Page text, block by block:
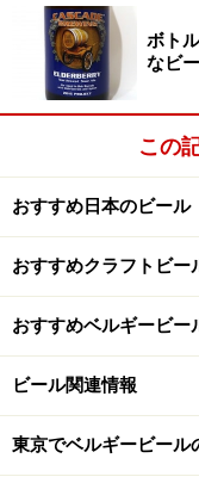
ボトルはシャンパ
にはくぼみがあり
た。東京オリンピ
控えても飲めるん
味が変わっている
第、育てる楽しみも
1本5,000円の
ボト
なビ
この
おすすめ日本のビール
おすすめクラフトビー
おすすめベルギービー
ビール関連情報
東京でベルギービール